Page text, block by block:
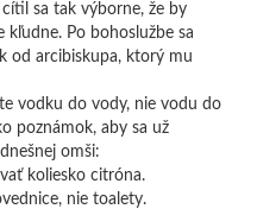
sa tak výborne, že by
Po bohoslužbe sa
od arcibiskupa, ktorý mu
vodku do vody, nie vodu do
poznámok, aby sa už
omši:
koliesko citróna.
nie toalety.